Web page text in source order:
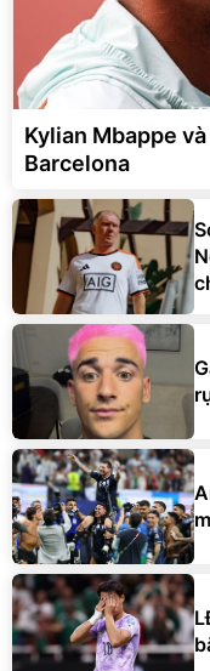
Kylian Mbappe
Barcelona